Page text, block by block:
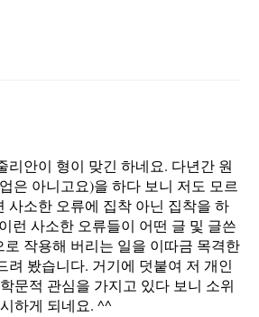
리안이 형이 맞긴 하네요. 다년간 원
은 아니고요)을 하다 보니 저도 모르
사소한 오류에 집착 아닌 집착을 하
런 사소한 오류들이 어떤 글 및 글쓴
작용해 버리는 일을 이따금 목격한
려 봤습니다. 거기에 덧붙여 저 개인
문적 관심을 가지고 있다 보니 소위
하게 되네요. ^^